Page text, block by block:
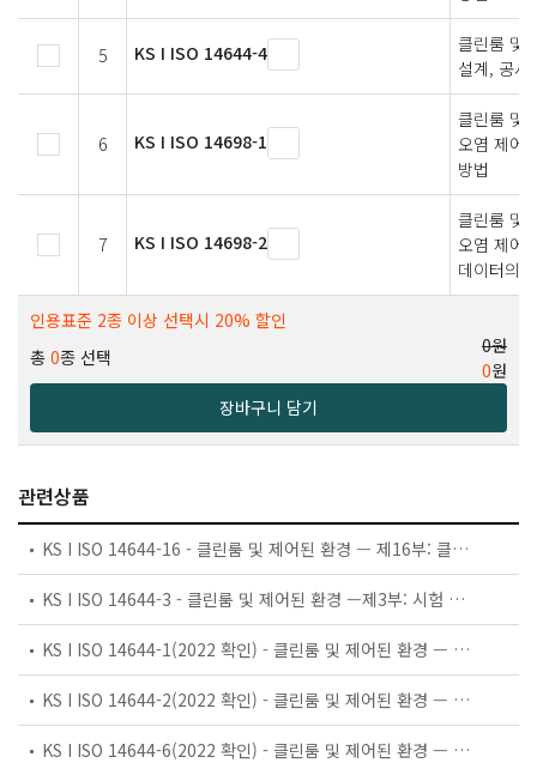
5 KS I ISO 14644-4
클린룸 및
설계, 공사
6 KS I ISO 14698-1
클린룸 및
오염 제어
방법
7 KS I ISO 14698-2
클린룸 및
오염 제어
데이터의
인용표준 2종 이상 선택시 20% 할인
총 0종 선택
0원
0원
장바구니 담기
관련상품
KS I ISO 14644-16 - 클린룸 및 제어된 환경 — 제16부: 클린룸 및 격리 장치에서의 에너지 효율
KS I ISO 14644-3 - 클린룸 및 제어된 환경 —제3부: 시험 방법
KS I ISO 14644-1(2022 확인) - 클린룸 및 제어된 환경 — 제1부: 입자 농도에 의한 공기 청정도 등급분류
KS I ISO 14644-2(2022 확인) - 클린룸 및 제어된 환경 — 제2부:클린룸 성능 확인을 위한 입자 농도 모니터링
KS I ISO 14644-6(2022 확인) - 클린룸 및 제어된 환경 — 제6부: 용어